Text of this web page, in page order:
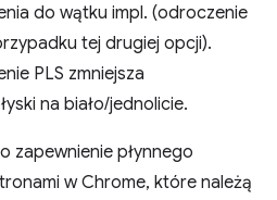
do wątku impl. (odroczenie
tej drugiej opcji).
PLS zmniejsza
na biało/jednolicie.
zapewnienie płynnego
w Chrome, które należą